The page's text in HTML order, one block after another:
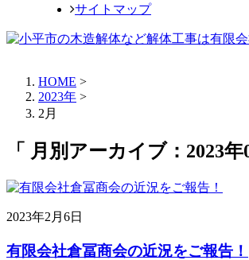
サイトマップ
HOME >
2023年 >
2月
「 月別アーカイブ：2023
2023年2月6日
有限会社倉冨商会の近況をご報告！